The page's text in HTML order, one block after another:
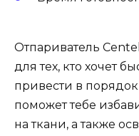
Отпариватель
для тех, кто хочет
привести в
поможет тебе
на ткани, а также